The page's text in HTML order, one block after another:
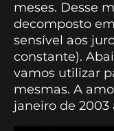
meses. Desse
decomposto
sensível aos
constante).
vamos utilizar
mesmas. A
janeiro de 2003